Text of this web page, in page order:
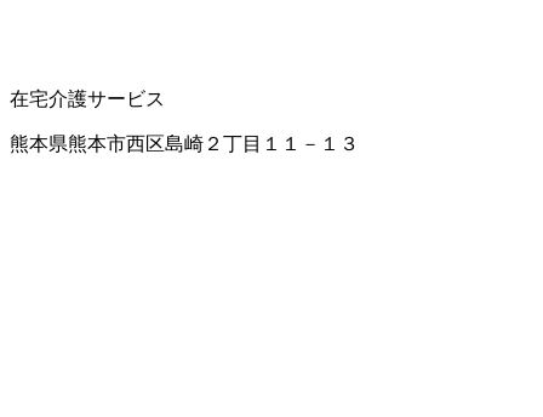
在宅介護サービス
熊本県熊本市西区島崎２丁目１１－１３